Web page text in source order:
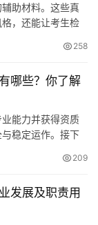
助材料。这些真
，还能让考生检
258
哪些？你了解
能力并获得资质
稳定运作。接下
209
发展及职责用